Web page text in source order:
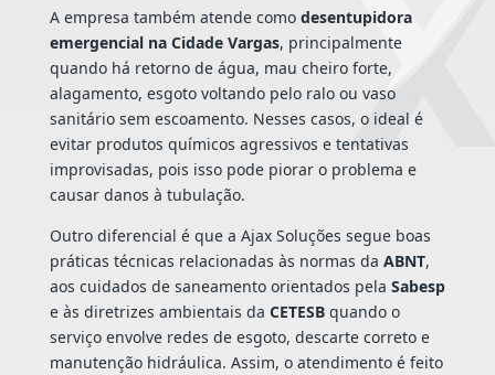
A empresa também atende como desentupidora
emergencial na Cidade Vargas, principalmente
quando há retorno de água, mau cheiro forte,
alagamento, esgoto voltando pelo ralo ou vaso
sanitário sem escoamento. Nesses casos, o ideal é
evitar produtos químicos agressivos e tentativas
improvisadas, pois isso pode piorar o problema e
causar danos à tubulação.
Outro diferencial é que a Ajax Soluções segue boas
práticas técnicas relacionadas às normas da ABNT,
aos cuidados de saneamento orientados pela Sabesp
e às diretrizes ambientais da CETESBquando o
serviço envolve redes de esgoto, descarte correto e
manutenção hidráulica. Assim, o atendimento é feito